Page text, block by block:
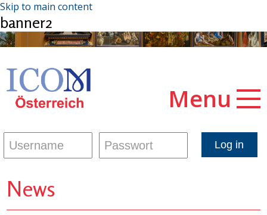
Skip to main content
banner2
Menu
News